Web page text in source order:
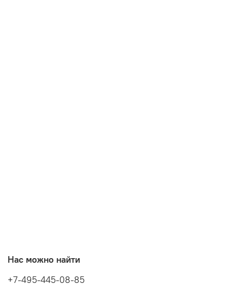
Нас можно найти
+7-495-445-08-85